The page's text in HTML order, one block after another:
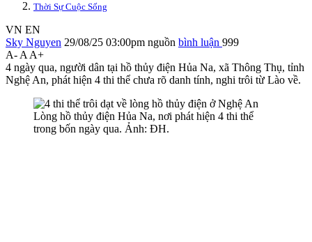
Thời Sự Cuộc Sống
VN EN
Sky Nguyen 29/08/25 03:00pm nguồn bình luận 999
A- A A+
4 ngày qua, người dân tại hồ thủy điện Hủa Na, xã Thông Thụ, tỉnh
Nghệ An, phát hiện 4 th‌i th‌ể chưa rõ danh tính, nghi trôi từ Lào về.
Lòng hồ thủy điện Hủa Na, nơi phát hiện 4 th‌i th‌ể
trong bốn ngày qua. Ảnh: ĐH.